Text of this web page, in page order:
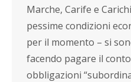
Marche, Carife e
pessime condizioni
per il momento – si
facendo pagare il
obbligazioni